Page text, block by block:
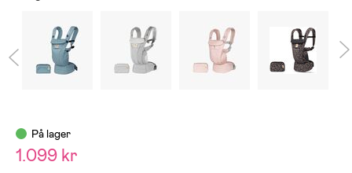
På lager
1.099 kr